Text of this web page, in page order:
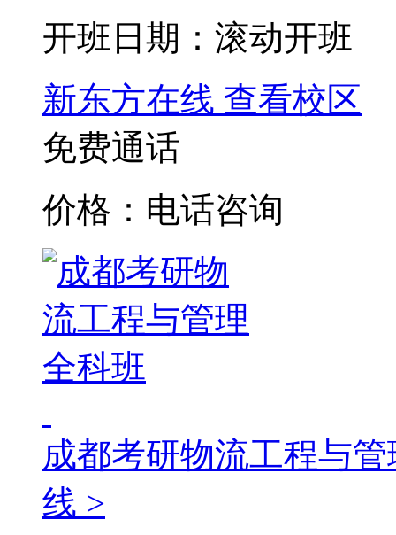
开班日期：滚动开班
新东方在线 查看校区
免费通话
价格：电话咨询
成都考研物流工程与
线 >